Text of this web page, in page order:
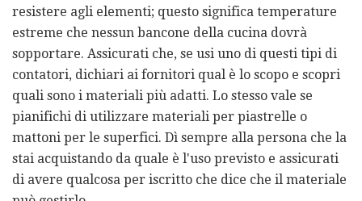
resistere agli elementi; questo significa temperature
estreme che nessun bancone della cucina dovrà
sopportare. Assicurati che, se usi uno di questi tipi di
contatori, dichiari ai fornitori qual è lo scopo e scopri
quali sono i materiali più adatti. Lo stesso vale se
pianifichi di utilizzare materiali per piastrelle o
mattoni per le superfici. Dì sempre alla persona che la
stai acquistando da quale è l'uso previsto e assicurati
di avere qualcosa per iscritto che dice che il materiale